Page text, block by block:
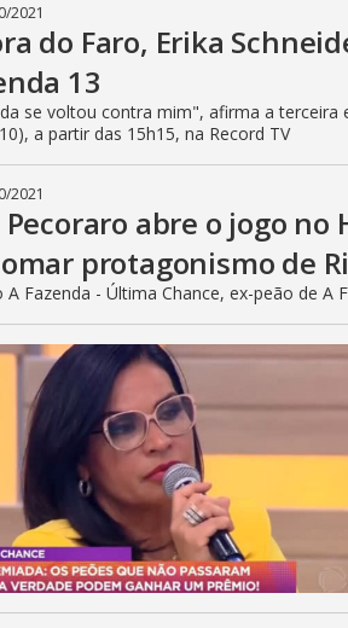
2021
do Faro, Erika
13
se voltou contra mim", afirma a terceira
a partir das 15h15, na Record TV
2021
abre o jogo no
protagonismo de
A Fazenda - Última Chance, ex-peão de